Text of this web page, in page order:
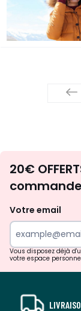
20€
Votre email
Vous disposez déjà
votre espace